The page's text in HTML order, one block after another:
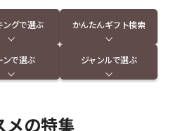
ングで選ぶ かんたんギフト検索
ンで選ぶ ジャンルで選ぶ
メの特集